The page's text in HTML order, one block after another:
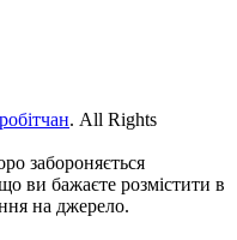
. All Rights
забороняється
ви бажаєте розмістити в
на джерело.